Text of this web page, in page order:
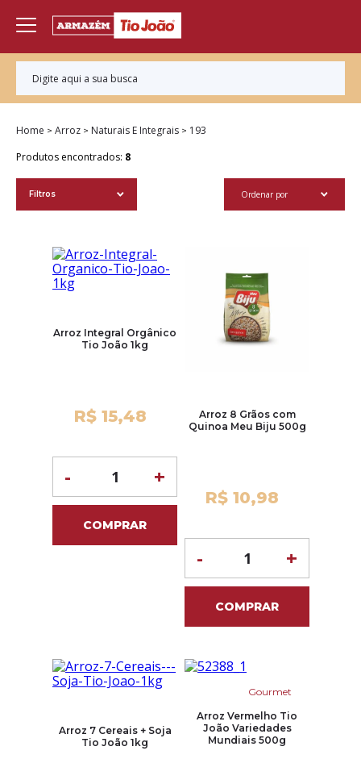
Home Arroz Naturais E Integrais
193
Produtos encontrados: 8
Filtros Ordenar por
Arroz Integral Orgânico
Tio João 1kg
R$ 15,48
+
-
COMPRAR
Arroz 8 Grãos com
Quinoa Meu Biju 500g
R$ 10,98
+
-
COMPRAR
Arroz 7 Cereais + Soja
Tio João 1kg
Gourmet
Arroz Vermelho Tio
João Variedades
Mundiais 500g